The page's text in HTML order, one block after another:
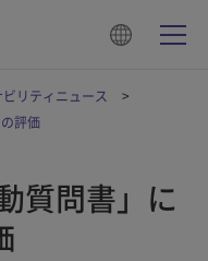
リティニュース
評価
質問書」に